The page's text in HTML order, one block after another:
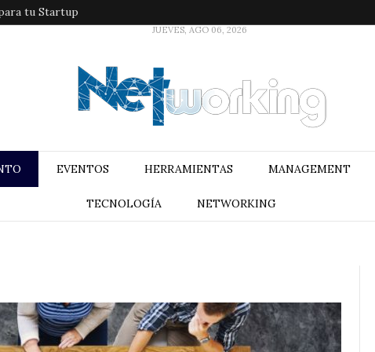
tu Startup
JUEVES, AGO 06, 2026
EVENTOS HERRAMIENTAS MANAGEMENT
TECNOLOGÍA NETWORKING